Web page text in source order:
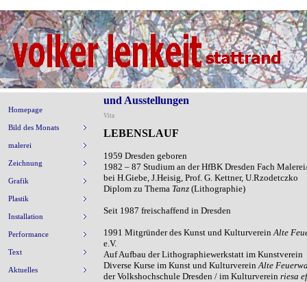
Homepage
Bild des Monats
malerei
Zeichnung
Grafik
Plastik
Installation
Performance
Text
Aktuelles
und Ausstellungen
Vita
LEBENSLAUF
1959 Dresden geboren
1982 – 87 Studium an der HfBK Dresden Fach
bei H.Giebe, J.Heisig, Prof. G. Kettner, U.Rzodetczko
Diplom zu Thema Tanz (Lithographie)
Seit 1987 freischaffend in Dresden
1991 Mitgründer des Kunst und KulturvereinAlte
e.V.
AufAufbau der Lithographiewerkstatt im Kunstverein
Diverse Kurse im Kunst und KulturvereinAlte
der Volkshochschule Dresden / im Kulturverein riesa